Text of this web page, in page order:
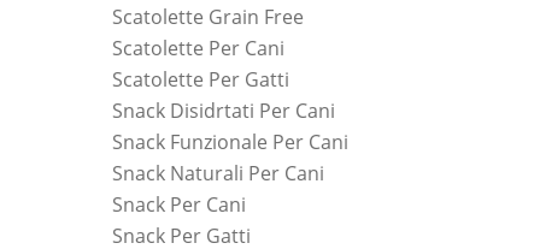
Scatolette Grain Free
Scatolette Per Cani
Scatolette Per Gatti
Snack Disidrtati Per Cani
Snack Funzionale Per Cani
Snack Naturali Per Cani
Snack Per Cani
Snack Per Gatti